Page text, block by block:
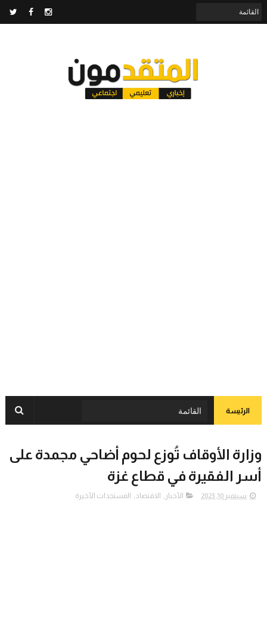
الرئيسة
وزارة الأوقاف تُوزع لحوم أضاحي مجمدة على
أسر الفقيرة في قطاع غزة
سبتمبر 10, 2023 الأخبار , الاقتصاد, المستجدات الأخيرة